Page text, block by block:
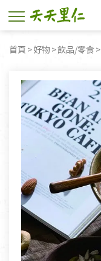
首頁 好物 飲品/零食